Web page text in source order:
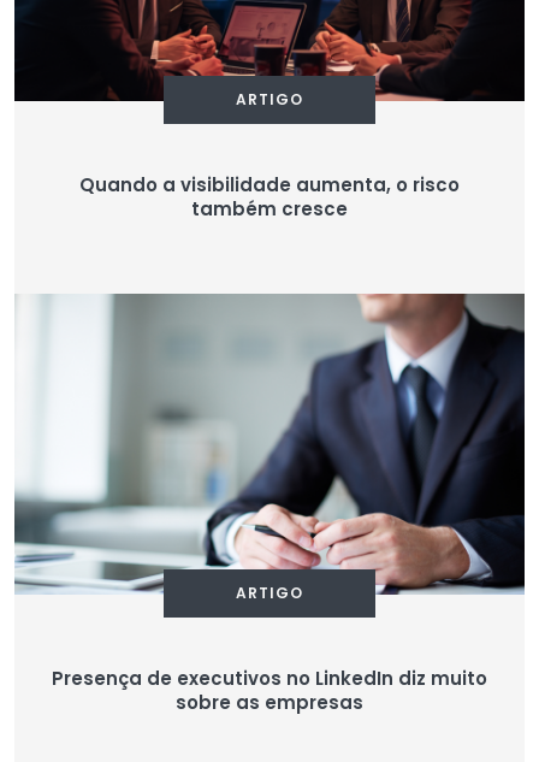
ARTIGO
Quando a visibilidade aumenta, o risco
também cresce
ARTIGO
Presença de executivos no LinkedIn diz muito
sobre as empresas